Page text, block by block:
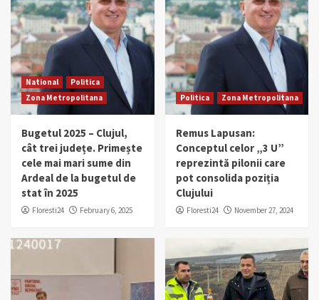
5
National Politica Zona Metropolitana
Bugetul 2025 – Clujul, cât trei județe.
Primește cele mai mari sume din Ardeal de
la bugetul de stat în 2025
Din Floresti Zona Metropolitana
Drum de legatura intre Autostrada A3 si
centura metropolitana a Clujului. Soseaua
Floresti
Din Floresti Zona Metropolitana
Un autobuz școlar din Florești a derapat și a
rămas blocat în zăpadă, în timp ce se
deplasa pentru a prelua elevii.
3
Bărbat găsit decedat într-o locuință din
Florești
National
Politica
Zona Metropolitana
Bugetul 2025 – Clujul,
cât trei județe. Primește
cele mai mari sume din
Ardeal de la bugetul de
stat în 2025
Floresti24 February 6, 2025
Politica Zona Metropolitana
Remus Lapusan:
Conceptul celor „3 U”
reprezintă pilonii care
pot consolida poziția
Clujului
Floresti24 November 27, 2024